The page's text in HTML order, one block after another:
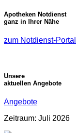
Apotheken Notdienst
ganz in Ihrer Nähe
zum Notdienst-Portal
Unsere
aktuellen Angebote
Angebote
Zeitraum: Juli 2026